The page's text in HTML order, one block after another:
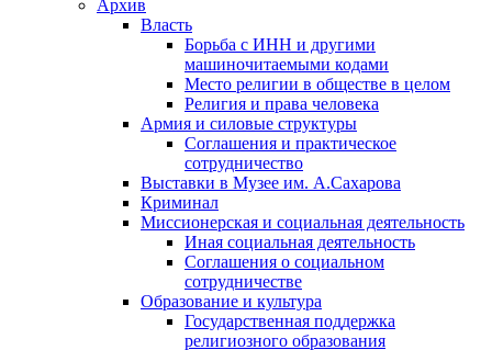
Архив
Власть
Борьба с ИНН и другими
машиночитаемыми кодами
Место религии в обществе в целом
Религия и права человека
Армия и силовые структуры
Соглашения и практическое
сотрудничество
Выставки в Музее им. А.Сахарова
Криминал
Миссионерская и социальная деятельность
Иная социальная деятельность
Соглашения о социальном
сотрудничестве
Образование и культура
Государственная поддержка
религиозного образования